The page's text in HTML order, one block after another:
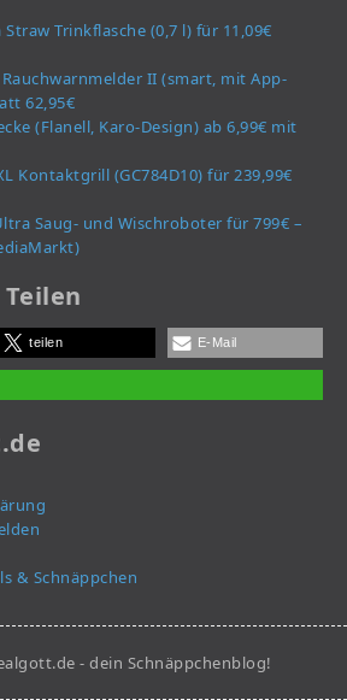
Straw Trinkflasche (0,7 l) für 11,09€
II (smart, mit App-
62,95€
(Flanell, Karo-Design) ab 6,99€ mit
Kontaktgrill (GC784D10) für 239,99€
Saug- und Wischroboter für 799€ –
teilen E-Mail
& Schnäppchen
- dein Schnäppchenblog!